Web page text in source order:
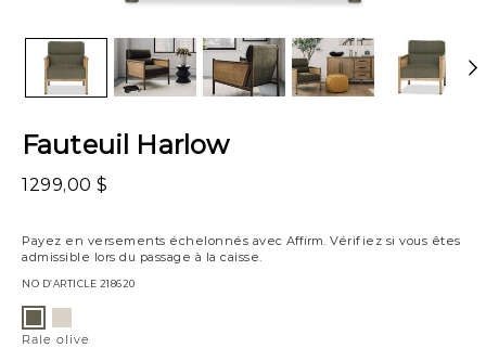
Fauteuil Harlow
1299,00 $
Payez en versements échelonnés avec Affirm. Vérifiez si vous êtes
admissible lors du passage à la caisse.
NO D’ARTICLE 218620
Variations
oliveavoine
Rale olive